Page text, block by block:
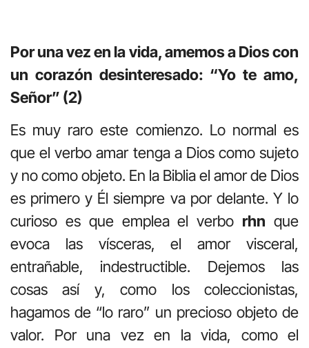
Por una vez en la vida, amemos a Dios con
un corazón desinteresado: “Yo te amo,
Señor” (2)
Es muy raro este comienzo. Lo normal es
que el verbo amar tenga a Dios como sujeto
y no como objeto. En la Biblia el amor de Dios
es primero y Él siempre va por delante. Y lo
curioso es que emplea el verbo rhn que
evoca las vísceras, el amor visceral,
entrañable, indestructible. Dejemos las
cosas así y, como los coleccionistas,
hagamos de “lo raro” un precioso objeto de
valor. Por una vez en la vida, como el